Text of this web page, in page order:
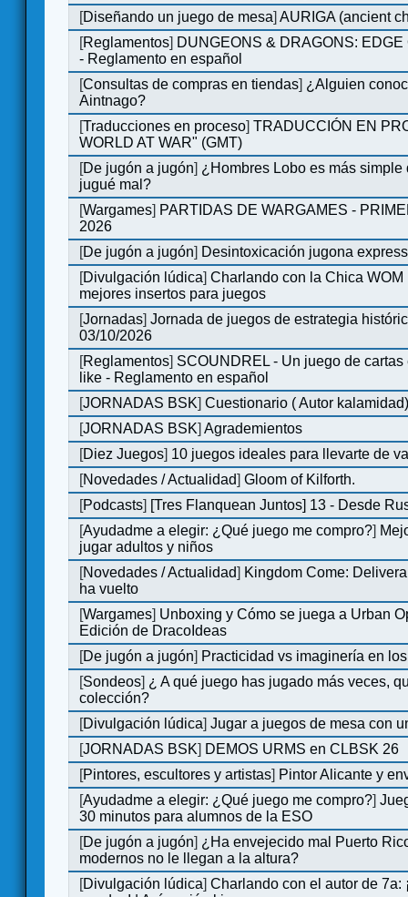
[Diseñando un juego de mesa]AURIGA (ancient
[Reglamentos] DUNGEONS & DRAGONS:
- Reglamento en español
[Consultas de compras en tiendas] ¿Alguien
Aintnago?
[Traducciones en proceso]TRADUCCIÓN EN
WORLD AT WAR" (GMT)
[De jugón a jugón] ¿Hombres Lobo es más simple
jugué mal?
[Wargames] PARTIDAS DE WARGAMES -
2026
[De jugón a jugón] Desintoxicación jugona express
[Divulgación lúdica]Charlando con la Chica WOM
mejores insertos para juegos
[Jornadas]Jornada de juegos de estrategia
03/10/2026
[Reglamentos] SCOUNDREL - Un juego de
like - Reglamento en español
[JORNADAS BSK]Cuestionario ( Autor
[JORNADAS BSK]Agrademientos
[Diez Juegos] 10 juegos ideales para llevarte de
[Novedades / Actualidad]Gloom of Kilforth.
[Podcasts] [Tres Flanquean Juntos] 13 - Desde
[Ayudadme a elegir: ¿Qué juego me compro?]
jugar adultos y niños
[Novedades / Actualidad] Kingdom Come:
ha vuelto
[Wargames] Unboxing y Cómo se juega a Urban
Edición de DracoIdeas
[De jugón a jugón] Practicidad vs imaginería en
[Sondeos] ¿ A qué juego has jugado más veces,
colección?
[Divulgación lúdica]Jugar a juegos de mesa con
[JORNADAS BSK] DEMOS URMS en CLBSK 26
[Pintores, escultores y artistas] Pintor Alicante y
[Ayudadme a elegir: ¿Qué juego me compro?]
30 minutos para alumnos de la ESO
[De jugón a jugón] ¿Ha envejecido mal Puerto
modernos no le llegan a la altura?
[Divulgación lúdica]Charlando con el autor de 7a: